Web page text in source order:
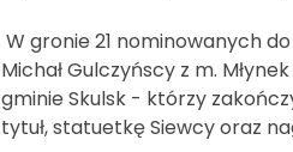
W gronie 21 nominowanych
Michał Gulczyńscy z m.
gminie Skulsk - którzy
tytuł, statuetkę Siewcy oraz